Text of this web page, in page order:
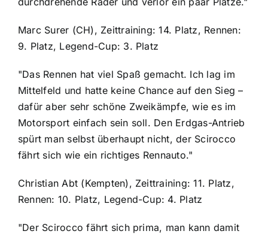
Marc Surer (CH), Zeittraining: 14. Platz, Rennen:
9. Platz, Legend-Cup: 3. Platz
"Das Rennen hat viel Spaß gemacht. Ich lag im
Mittelfeld und hatte keine Chance auf den Sieg –
dafür aber sehr schöne Zweikämpfe, wie es im
Motorsport einfach sein soll. Den Erdgas-Antrieb
spürt man selbst überhaupt nicht, der Scirocco
fährt sich wie ein richtiges Rennauto."
Christian Abt (Kempten), Zeittraining: 11. Platz,
Rennen: 10. Platz, Legend-Cup: 4. Platz
"Der Scirocco fährt sich prima, man kann damit